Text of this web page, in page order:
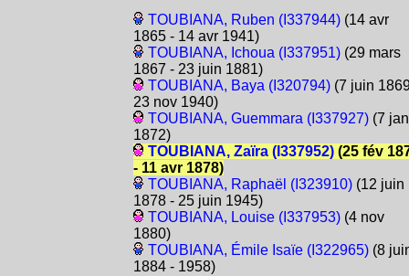
TOUBIANA, Ruben (I337944)(14 avr
1865 - 14 avr 1941)
TOUBIANA, Ichoua (I337951)(29 mars
1867 - 23 juin 1881)
TOUBIANA, Baya (I320794)(7 juin
23 nov 1940)
TOUBIANA, Guemmara (I337927)(7 jan
1872)
TOUBIANA, Zaïra (I337952)(25 fév
- 11 avr 1878)
TOUBIANA, Raphaël (I323910)(12 juin
1878 - 25 juin 1945)
TOUBIANA, Louise (I337953)(4 nov
1880)
TOUBIANA, Émile Isaïe (I322965)(8
1884 - 1958)